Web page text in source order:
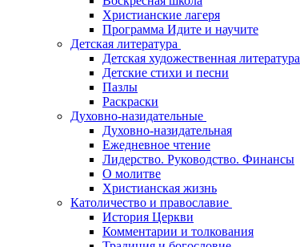
Христианские лагеря
Программа Идите и научите
Детская литература
Детская художественная литература
Детские стихи и песни
Пазлы
Раскраски
Духовно-назидательные
Духовно-назидательная
Ежедневное чтение
Лидерство. Руководство. Финансы
О молитве
Христианская жизнь
Католичество и православие
История Церкви
Комментарии и толкования